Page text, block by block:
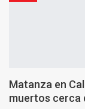
Matanza en
muertos cerca